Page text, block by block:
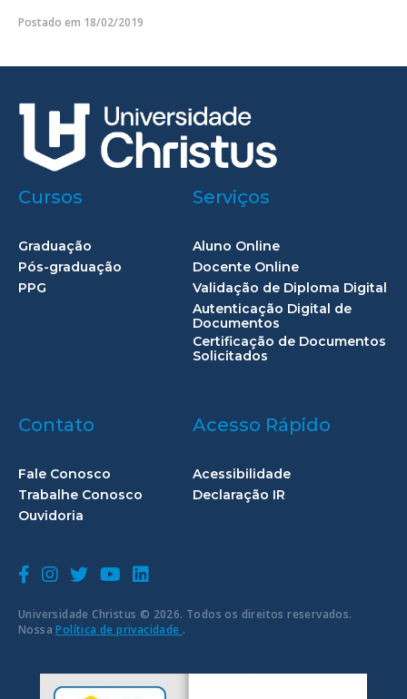
Postado em 18/02/2019
Universidade Christus © 2026. Todos os direitos reservados.
NossaPolítica de privacidade .
Cursos
Graduação
Pós-graduação
PPG
Serviços
Aluno Online
Docente Online
Validação de Diploma Digital
Autenticação Digital de
Documentos
Certificação de Documentos
Solicitados
Contato
Fale Conosco
Trabalhe Conosco
Ouvidoria
Acesso Rápido
Acessibilidade
Declaração IR